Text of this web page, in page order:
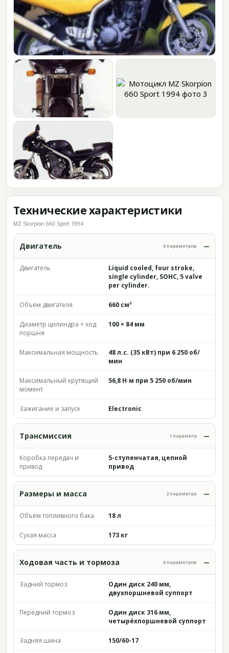
Технические характеристики
MZ Skorpion 660 Sport 1994
Двигатель 6 параметров
Двигатель
Liquid cooled, four stroke,
single cylinder, SOHC, 5 valve
per cylinder.
Объём двигателя 660 см³
Диаметр цилиндра × ход
поршня
100 × 84 мм
Максимальная мощность
48 л.с. (35 кВт) при 6 250 об/
мин
Максимальный крутящий
момент
56,8 Н·м при 5 250 об/мин
Зажигание и запуск Electronic
Трансмиссия 1 параметр
Коробка передач и
привод
5-ступенчатая, цепной
привод
Размеры и масса 2 параметра
Объём топливного бака 18 л
Сухая масса 173 кг
Ходовая часть и тормоза 6 параметров
Задний тормоз
Один диск 240 мм,
двухпоршневой суппорт
Передний тормоз
Один диск 316 мм,
четырёхпоршневой суппорт
Задняя шина 150/60-17